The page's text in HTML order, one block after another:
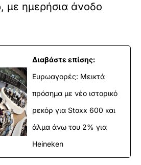
με ημερήσια άνοδο
Διαβάστε επίσης:
Ευρωαγορές: Μεικτά
πρόσημα με νέο ιστορικό
ρεκόρ για Stoxx 600 και
άλμα άνω του 2% για
Heineken